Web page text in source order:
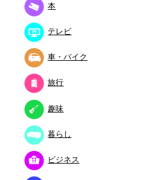
本
テレビ
車・バイク
旅行
趣味
暮らし
ビジネス